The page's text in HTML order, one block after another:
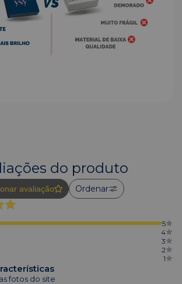
do produto
avaliação Ordenar
5
4
3
2
1
fotos do site